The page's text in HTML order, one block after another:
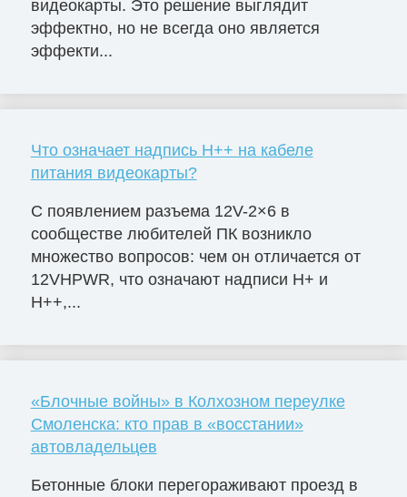
видеокарты. Это решение выглядит
эффектно, но не всегда оно является
эффекти...
Что означает надпись H++ на кабеле
питания видеокарты?
С появлением разъема 12V-2×6 в
сообществе любителей ПК возникло
множество вопросов: чем он отличается от
12VHPWR, что означают надписи H+ и
H++,...
«Блочные войны» в Колхозном переулке
Смоленска: кто прав в «восстании»
автовладельцев
Бетонные блоки перегораживают проезд в